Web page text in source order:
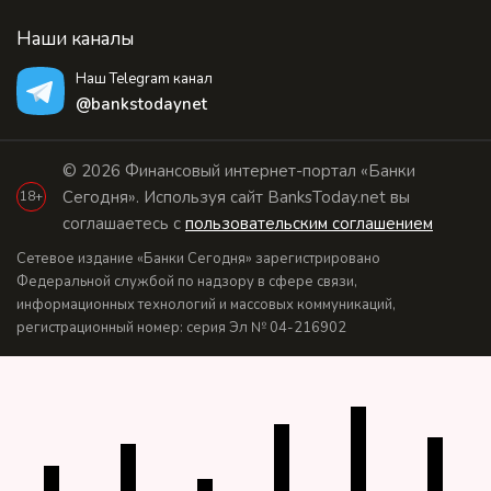
Наши каналы
Наш Telegram канал
@bankstodaynet
18+
© 2026 Финансовый интернет-портал «Банки
Сегодня». Используя сайт BanksToday.net вы
соглашаетесь с пользовательским соглашением
Сетевое издание «Банки Сегодня» зарегистрировано
Федеральной службой по надзору в сфере связи,
информационных технологий и массовых коммуникаций,
регистрационный номер: серия Эл № 04-216902